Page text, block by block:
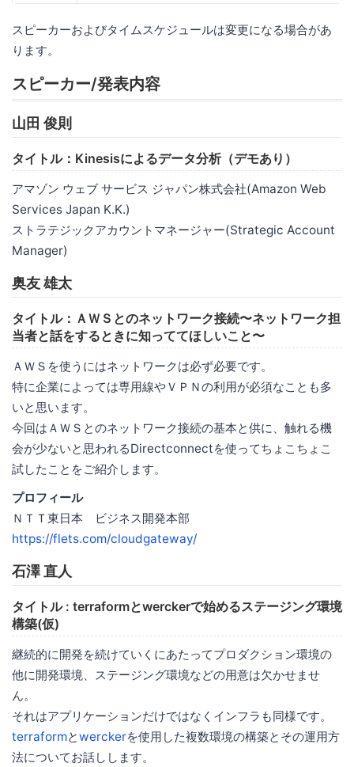
スピーカーおよびタイムスケジュールは変更になる場合があ
ります。
スピーカー/発表内容
山田 俊則
タイトル：Kinesisによるデータ分析（デモあり）
アマゾン ウェブ サービス ジャパン株式会社(Amazon Web
Services Japan K.K.)
ストラテジックアカウントマネージャー(Strategic Account
Manager)
奥友 雄太
タイトル：ＡＷＳとのネットワーク接続〜ネットワーク担
当者と話をするときに知っててほしいこと〜
ＡＷＳを使うにはネットワークは必ず必要です。
特に企業によっては専用線やＶＰＮの利用が必須なことも多
いと思います。
今回はＡＷＳとのネットワーク接続の基本と供に、触れる機
会が少ないと思われるDirectconnectを使ってちょこちょこ
試したことをご紹介します。
プロフィール
ＮＴＴ東日本 ビジネス開発本部
https://flets.com/cloudgateway/
石澤 直人
タイトル : terraformとwerckerで始めるステージング環境
構築(仮)
継続的に開発を続けていくにあたってプロダクション環境の
他に開発環境、ステージング環境などの用意は欠かせませ
ん。
それはアプリケーションだけではなくインフラも同様です。
terraformとwerckerを使用した複数環境の構築とその運用方
法についてお話しします。